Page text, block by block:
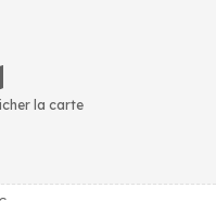
la carte